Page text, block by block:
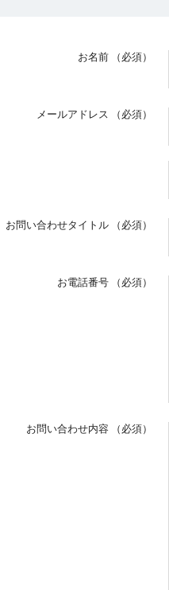
お名前 （必須）
メールアドレス （必須）
お問い合わせタイトル （必須）
お電話番号 （必須）
お問い合わせ内容 （必須）